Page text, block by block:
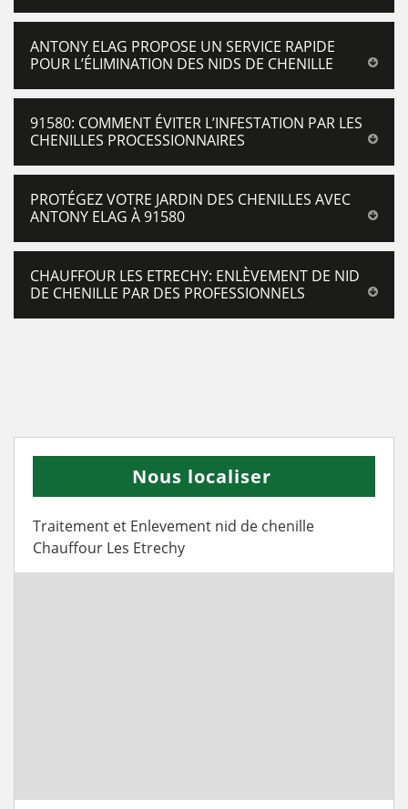
ANTONY ELAG PROPOSE UN SERVICE RAPIDE
POUR L’ÉLIMINATION DES NIDS DE CHENILLE
91580: COMMENT ÉVITER L’INFESTATION PAR LES
CHENILLES PROCESSIONNAIRES
PROTÉGEZ VOTRE JARDIN DES CHENILLES AVEC
ANTONY ELAG À 91580
CHAUFFOUR LES ETRECHY: ENLÈVEMENT DE NID
DE CHENILLE PAR DES PROFESSIONNELS
Nous localiser
Traitement et Enlevement nid de chenille
Chauffour Les Etrechy